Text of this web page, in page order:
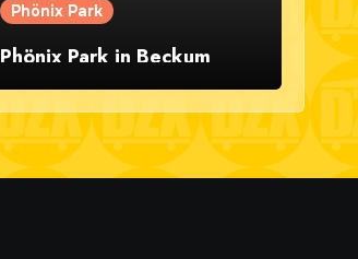
Phönix Park
Phönix Park in Beckum